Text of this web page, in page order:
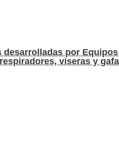
desarrolladas por
viseras y